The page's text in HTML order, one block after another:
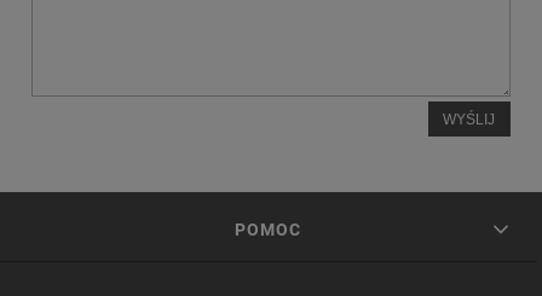
WYŚLIJ
POMOC